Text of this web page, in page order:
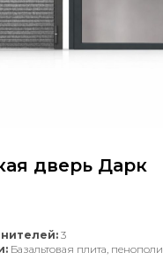
дверь Дарк
3
Базальтовая плита,